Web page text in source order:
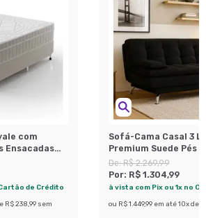
com
Ensacadas
de Crédito
R$ 238,99 sem
Sofá-Cama Casal 3
Premium Suede Pés
Preto
De:R$ 2.269,99
Por: R$ 1.304,99
à vista com Pix ou 1x no
ou R$ 1.449,99 em até 10x de